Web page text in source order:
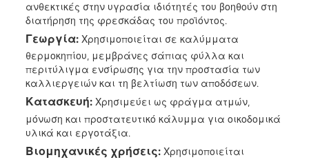
ανθεκτικές στην υγρασία ιδιότητές του βοηθούν στη
διατήρηση της φρεσκάδας του προϊόντος.
Γεωργία: Χρησιμοποιείται σε καλύμματα
θερμοκηπίου, μεμβράνες σάπιας φύλλα και
περιτύλιγμα ενσίρωσης για την προστασία των
καλλιεργειών και τη βελτίωση των αποδόσεων.
Κατασκευή: Χρησιμεύει ως φράγμα ατμών,
μόνωση και προστατευτικό κάλυμμα για οικοδομικά
υλικά και εργοτάξια.
Βιομηχανικές χρήσεις:Χρησιμοποιείται